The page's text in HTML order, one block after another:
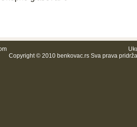
Copyright © 2010 benkovac.rs Sva prava